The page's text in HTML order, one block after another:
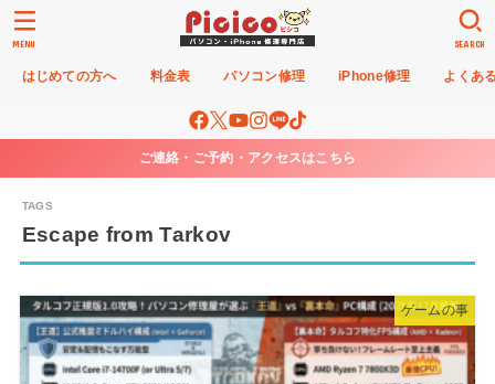
はじめての方へ 料金表 パソコン修理 iPhone修理 よくあ
SEARCH
MENU
ご連絡・ご予約・アクセスはこちら
Escape from Tarkov
ゲームの事